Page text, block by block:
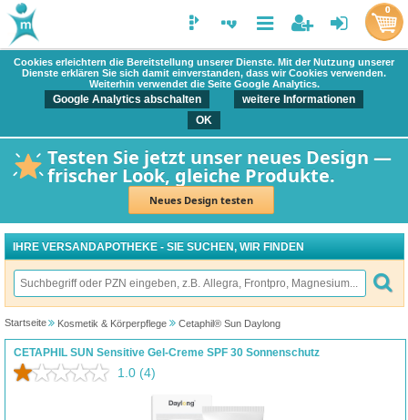
Cookies erleichtern die Bereitstellung unserer Dienste. Mit der Nutzung unserer
Dienste erklären Sie sich damit einverstanden, dass wir Cookies verwenden.
Weiterhin verwendet die Seite Google Analytics.
Google Analytics abschalten
weitere Informationen
OK
Testen Sie jetzt unser neues Design —
frischer Look, gleiche Produkte.
Neues Design testen
0
IHRE VERSANDAPOTHEKE - SIE SUCHEN, WIR FINDEN
Startseite Kosmetik & Körperpflege Cetaphil® Sun Daylong
CETAPHIL SUN Sensitive Gel-Creme SPF 30 Sonnenschutz
1.0 (4)